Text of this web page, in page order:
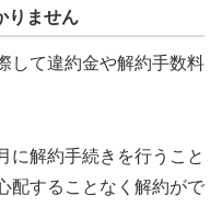
りません
して違約金や解約手数料
に解約手続きを行うこと
配することなく解約がで